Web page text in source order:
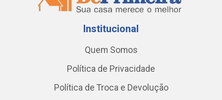
Institucional
Quem Somos
Política de Privacidade
Política de Troca e Devolução